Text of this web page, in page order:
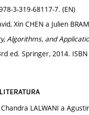
3-319-68117-7. (EN)
Xin CHEN a Julien
Algorithms, and
ed. Springer, 2014.
LALWANI a